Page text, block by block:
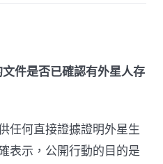
件是否已確認有外星人存
任何直接證據證明外星生
表示，公開行動的目的是